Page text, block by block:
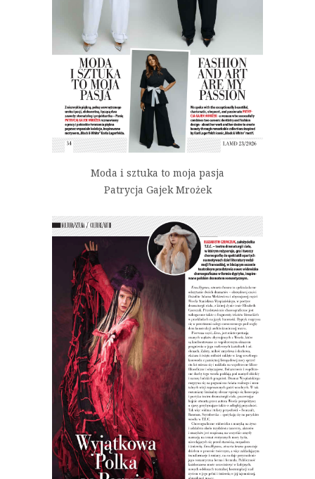
Moda i sztuka to moja pasja
Patrycja Gajek Mrożek